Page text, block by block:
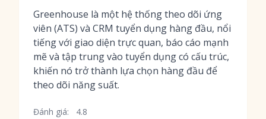
Greenhouse là một hệ thống theo dõi ứng
viên (ATS) và CRM tuyển dụng hàng đầu, nổi
tiếng với giao diện trực quan, báo cáo mạnh
mẽ và tập trung vào tuyển dụng có cấu trúc,
khiến nó trở thành lựa chọn hàng đầu để
theo dõi năng suất.
Đánh giá: 4.8